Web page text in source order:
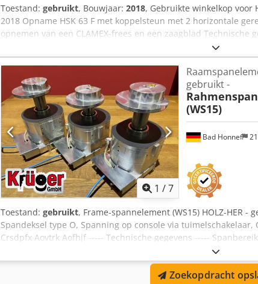
Toestand: gebruikt, Bouwjaar: 2018, Gebruikte winkelkop voor
2018 Opname HSK 63 F met koppelsteun met 2 horizontale
opnemen van een CLAMEX-frees en een zaagblad Technische
toeren/min max. uitgaande snelheid 12.000 toeren/min
360° worden gedraaid rond de aandrijfas Csdpfxszk Nluj
Beschikbaarheid: op korte termijn Opslaglocatie: Hochheim
1 /7
Bad Honnef
gebruikt -
(WS15)
Toestand: gebruikt, Frame-spannelement (WS15) HOLZ-HER -
Spandeksel type O, Spanning op console via
Crsdpfx Aovtrk Aofhjf ----- Technische gegevens -----
Zoekopdracht